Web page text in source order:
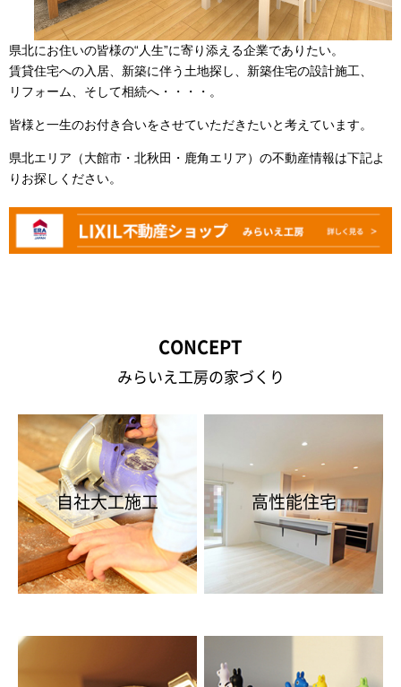
県北にお住いの皆様の“人生”に寄り添える企業でありたい。
賃貸住宅への入居、新築に伴う土地探し、新築住宅の設計施工、
リフォーム、そして相続へ・・・・。
皆様と一生のお付き合いをさせていただきたいと考えています。
県北エリア（大館市・北秋田・鹿角エリア）の不動産情報は下記よ
りお探しください。
CONCEPT
みらいえ工房の家づくり
自社大工施工 高性能住宅